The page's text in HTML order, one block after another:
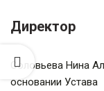
Директор
Соловьева Нина
основании Устава
Психология в
повседневной
жизни